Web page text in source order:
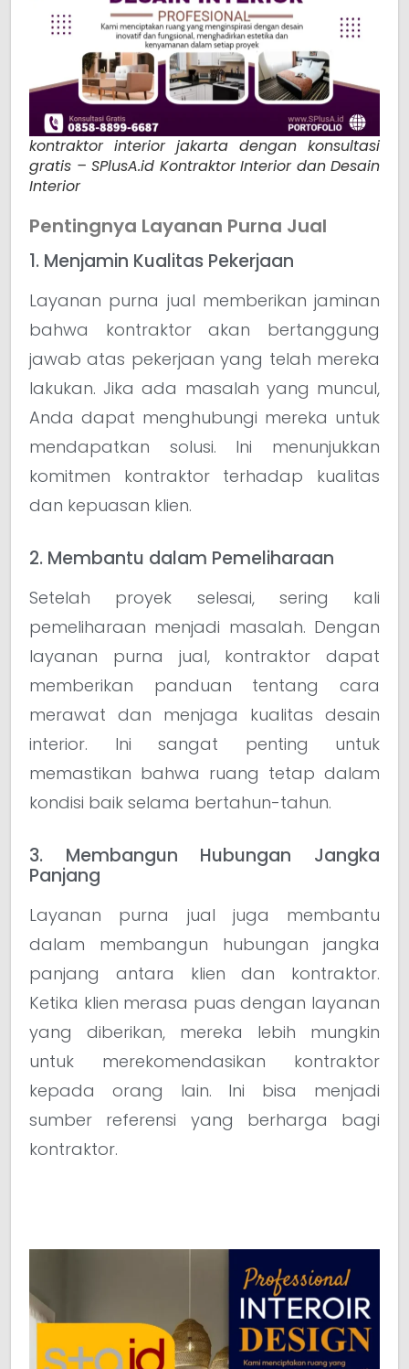
kontraktor interior jakarta dengan konsultasi
gratis – SPlusA.id Kontraktor Interior dan Desain
Interior
Pentingnya Layanan Purna Jual
1. Menjamin Kualitas Pekerjaan
Layanan purna jual memberikan jaminan
bahwa kontraktor akan bertanggung
jawab atas pekerjaan yang telah mereka
lakukan. Jika ada masalah yang muncul,
Anda dapat menghubungi mereka untuk
mendapatkan solusi. Ini menunjukkan
komitmen kontraktor terhadap kualitas
dan kepuasan klien.
2. Membantu dalam Pemeliharaan
Setelah proyek selesai, sering kali
pemeliharaan menjadi masalah. Dengan
layanan purna jual, kontraktor dapat
memberikan panduan tentang cara
merawat dan menjaga kualitas desain
interior. Ini sangat penting untuk
memastikan bahwa ruang tetap dalam
kondisi baik selama bertahun-tahun.
3. Membangun Hubungan Jangka
Panjang
Layanan purna jual juga membantu
dalam membangun hubungan jangka
panjang antara klien dan kontraktor.
Ketika klien merasa puas dengan layanan
yang diberikan, mereka lebih mungkin
untuk merekomendasikan kontraktor
kepada orang lain. Ini bisa menjadi
sumber referensi yang berharga bagi
kontraktor.